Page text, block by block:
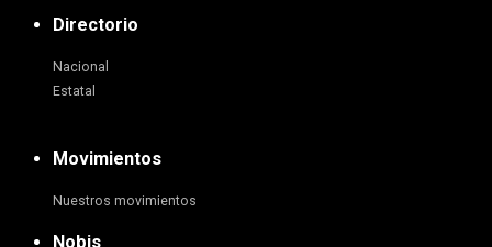
Directorio
Nacional
Estatal
Movimientos
Nuestros movimientos
Nobis